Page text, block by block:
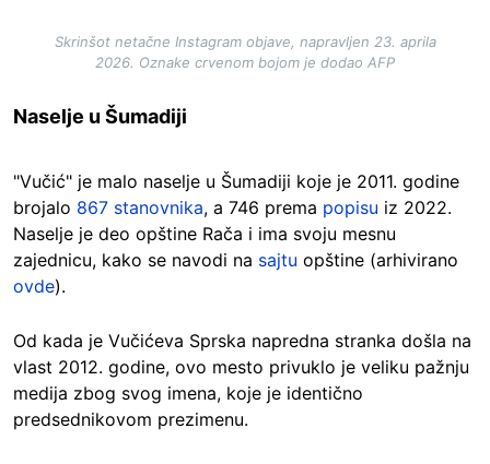
Skrinšot netačne Instagram objave, napravljen 23. aprila
2026. Oznake crvenom bojom je dodao AFP
Naselje u Šumadiji
"Vučić" je malo naselje u Šumadiji koje je 2011. godine
brojalo 867 stanovnika, a 746 prema popisu iz 2022.
Naselje je deo opštine Rača i ima svoju mesnu
zajednicu, kako se navodi na sajtu opštine (arhivirano
ovde).
Od kada je Vučićeva Sprska napredna stranka došla na
vlast 2012. godine, ovo mesto privuklo je veliku pažnju
medija zbog svog imena, koje je identično
predsednikovom prezimenu.